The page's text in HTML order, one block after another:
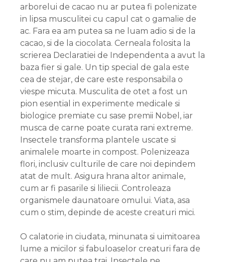
arborelui de cacao nu ar putea fi polenizate
in lipsa musculitei cu capul cat o gamalie de
ac. Fara ea am putea sa ne luam adio si de la
cacao, si de la ciocolata. Cerneala folosita la
scrierea Declaratiei de Independenta a avut la
baza fier si gale. Un tip special de gala este
cea de stejar, de care este responsabila o
viespe micuta. Musculita de otet a fost un
pion esential in experimente medicale si
biologice premiate cu sase premii Nobel, iar
musca de carne poate curata rani extreme.
Insectele transforma plantele uscate si
animalele moarte in compost. Polenizeaza
flori, inclusiv culturile de care noi depindem
atat de mult. Asigura hrana altor animale,
cum ar fi pasarile si liliecii. Controleaza
organismele daunatoare omului. Viata, asa
cum o stim, depinde de aceste creaturi mici.
O calatorie in ciudata, minunata si uimitoarea
lume a micilor si fabuloaselor creaturi fara de